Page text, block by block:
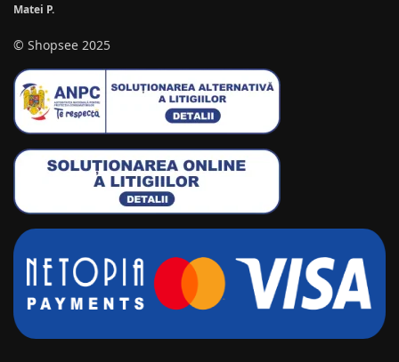
Matei P.
© Shopsee 2025